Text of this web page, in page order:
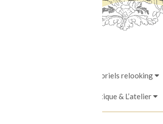
Stages, Ateliers & Tutoriels relooking
La Boutique & L’atelier